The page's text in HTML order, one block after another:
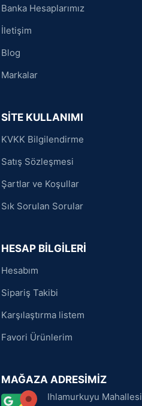
Banka Hesaplarımız
İletişim
Blog
Markalar
SİTE KULLANIMI
KVKK Bilgilendirme
Satış Sözleşmesi
Şartlar ve Koşullar
Sık Sorulan Sorular
HESAP BİLGİLERİ
Hesabım
Sipariş Takibi
Karşılaştırma listem
Favori Ürünlerim
MAĞAZA ADRESİMİZ
Ihlamurkuyu Mahallesi